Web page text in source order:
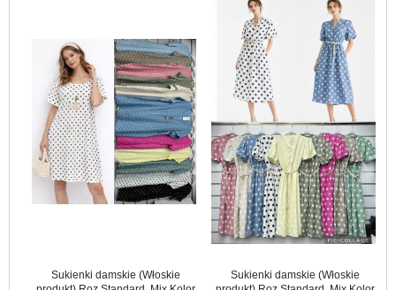
Sukienki damskie (Włoskie
Sukienki damskie (Włoskie